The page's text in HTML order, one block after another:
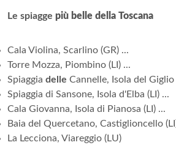
Le spiagge più belle della Toscana
Cala Violina, Scarlino (GR) ...
Torre Mozza, Piombino (LI) ...
Spiaggia delle Cannelle, Isola del Giglio
Spiaggia di Sansone, Isola d'Elba (LI) ...
Cala Giovanna, Isola di Pianosa (LI) ...
Baia del Quercetano, Castiglioncello
La Lecciona, Viareggio (LU)